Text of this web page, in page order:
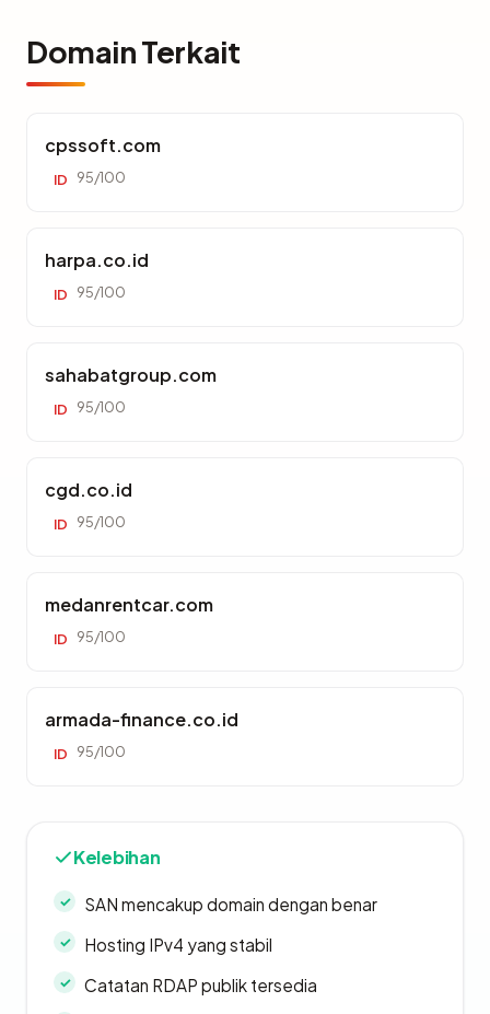
Domain Terkait
cpssoft.com
ID 95/100
harpa.co.id
ID 95/100
sahabatgroup.com
ID 95/100
cgd.co.id
ID 95/100
medanrentcar.com
ID 95/100
armada-finance.co.id
ID 95/100
Kelebihan
SAN mencakup domain dengan benar
Hosting IPv4 yang stabil
Catatan RDAP publik tersedia